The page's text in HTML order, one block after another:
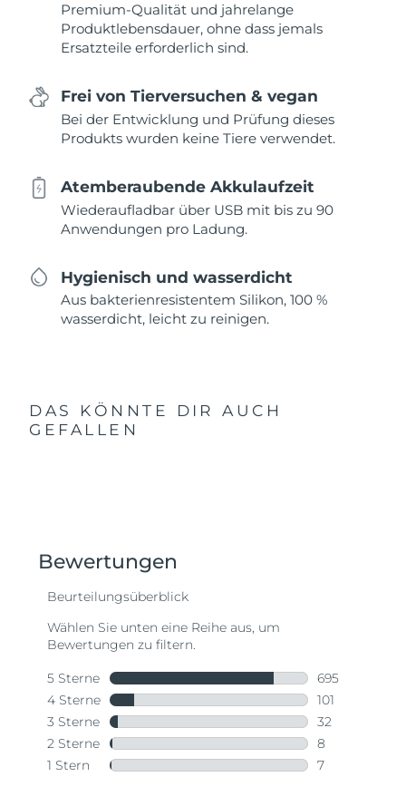
Premium-Qualität und jahrelange
Produktlebensdauer, ohne dass jemals
Ersatzteile erforderlich sind.
Frei von Tierversuchen & vegan
Bei der Entwicklung und Prüfung dieses
Produkts wurden keine Tiere verwendet.
Atemberaubende Akkulaufzeit
Wiederaufladbar über USB mit bis zu 90
Anwendungen pro Ladung.
Hygienisch und wasserdicht
Aus bakterienresistentem Silikon, 100 %
wasserdicht, leicht zu reinigen.
DAS KÖNNTE DIR AUCH
GEFALLEN